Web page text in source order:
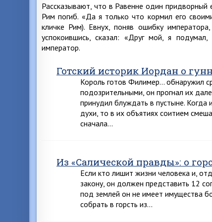
Рассказывают, что в Равенне один придворный
Рим погиб. «Да я только что кормил его
кличке Рим). Евнух, поняв ошибку
успокоившись, сказал: «Друг мой, я
император.
Готский историк Иордан о
Король готов Филимер… обнаружил
подозрительными, он прогнал их
принудил блуждать в пустыне.
духи, то в их объятиях соитием
сначала…
Из «Салической правды»: о
Если кто лишит жизни человека и,
закону, он должен представить 12
под землей он не имеет имущества
собрать в горсть из…